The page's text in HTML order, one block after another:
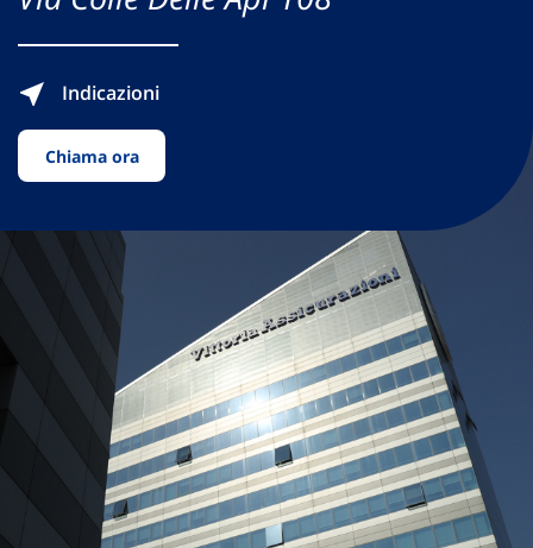
Indicazioni
Chiama ora